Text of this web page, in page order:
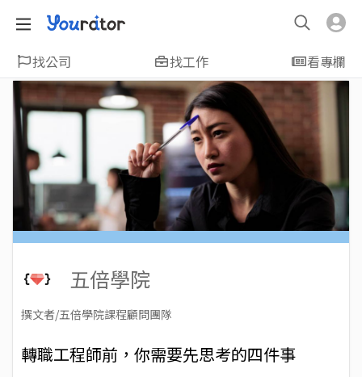
找公司 找工作 看專欄
五倍學院
撰文者/五倍學院課程顧問團隊
轉職工程師前，你需要先思考的四件事